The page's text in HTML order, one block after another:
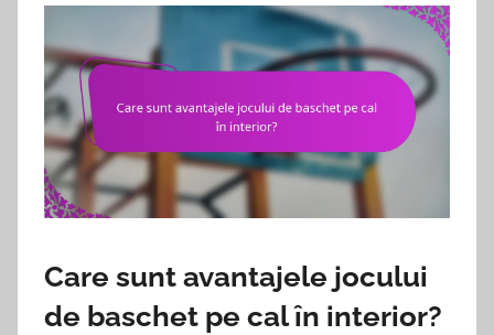
Care sunt avantajele jocului
de baschet pe cal în interior?